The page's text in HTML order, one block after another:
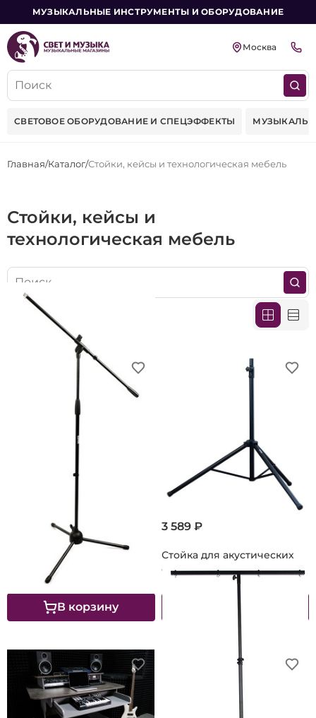
МУЗЫКАЛЬНЫЕ ИНСТРУМЕНТЫ И ОБОРУДОВАНИЕ
Москва
СВЕТОВОЕ ОБОРУДОВАНИЕ И СПЕЦЭФФЕКТЫ
Главная Каталог Стойки, кейсы и технологическая мебель
Стойки, кейсы и
технологическая мебель
Микрофонная стойка
TOREX MS-FMV2
В корзину
Стойка для акустических
систем TOREX SPS-3
3 589 ₽
В корзину